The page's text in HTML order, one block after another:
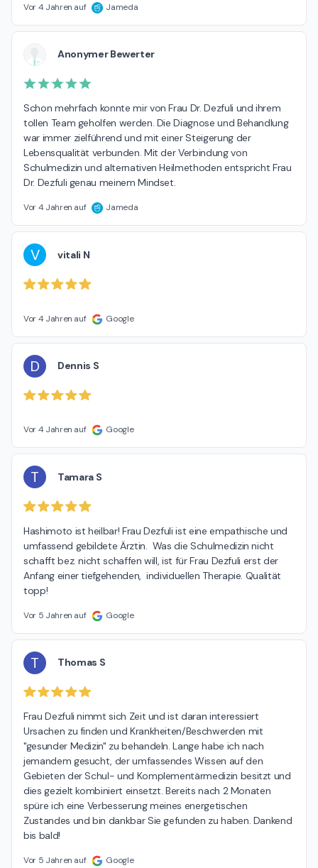
Vor 4 Jahren auf Jameda
Anonymer Bewerter
Schon mehrfach konnte mir von Frau Dr. Dezfuli und ihrem
tollen Team geholfen werden. Die Diagnose und Behandlung
war immer zielführend und mit einer Steigerung der
Lebensqualität verbunden. Mit der Verbindung von
Schulmedizin und alternativen Heilmethoden entspricht Frau
Dr. Dezfuli genau meinem Mindset.
Vor 4 Jahren auf Jameda
V vitali N
Vor 4 Jahren auf Google
D Dennis S
Vor 4 Jahren auf Google
T Tamara S
Hashimoto ist heilbar! Frau Dezfuli ist eine empathische und
umfassend gebildete Ärztin.  Was die Schulmedizin nicht
schafft bez. nicht schaffen will, ist für Frau Dezfuli erst der
Anfang einer tiefgehenden,  individuellen Therapie. Qualität
topp!
Vor 5 Jahren auf Google
T Thomas S
Frau Dezfuli nimmt sich Zeit und ist daran interessiert
Ursachen zu finden und Krankheiten/Beschwerden mit
"gesunder Medizin" zu behandeln. Lange habe ich nach
jemandem gesucht, der umfassendes Wissen auf den
Gebieten der Schul- und Komplementärmedizin besitzt und
dies gezielt kombiniert einsetzt. Bereits nach 2 Monaten
spüre ich eine Verbesserung meines energetischen
Zustandes und bin dankbar Sie gefunden zu haben. Dankend
bis bald!
Vor 5 Jahren auf Google